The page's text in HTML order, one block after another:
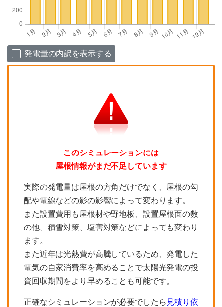
発電量の内訳を表示する
このシミュレーションには
屋根情報がまだ不足しています
実際の発電量は屋根の方角だけでなく、屋根の勾
配や電線などの影の影響によって変わります。
また設置費用も屋根材や野地板、設置屋根面の数
の他、積雪対策、塩害対策などによっても変わり
ます。
また近年は光熱費が高騰しているため、発電した
電気の自家消費率を高めることで太陽光発電の投
資回収期間をより早めることも可能です。
正確なシミュレーションが必要でしたら 見積り依